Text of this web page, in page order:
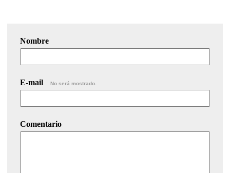
Nombre
E-mail No será mostrado.
Comentario